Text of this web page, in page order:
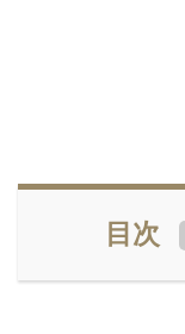
目次